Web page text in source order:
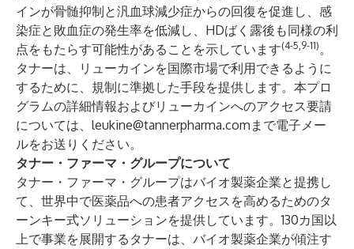
インが骨髄抑制と汎血球減少症からの回復を促進し、感
染症と敗血症の発生率を低減し、HDばく露後も同様の利
点をもたらす可能性があることを示しています(4-5,9-11)。
タナーは、リューカインを国際市場で利用できるように
するために、規制に準拠した手段を提供します。本プロ
グラムの詳細情報およびリューカインへのアクセス要請
については、 leukine@tannerpharma.com まで電子メー
ルをお送りください。
タナー・ファーマ・グループについて
タナー・ファーマ・グループはバイオ製薬企業と提携し
て、世界中で医薬品への患者アクセスを高めるためのタ
ーンキー式ソリューションを提供しています。130カ国以
上で事業を展開するタナーは、バイオ製薬企業が傾注す